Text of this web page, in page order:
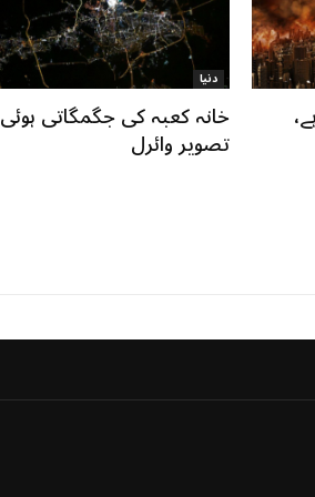
دنیا
خانہ کعبہ کی جگمگاتی ہوئی
تصویر وائرل